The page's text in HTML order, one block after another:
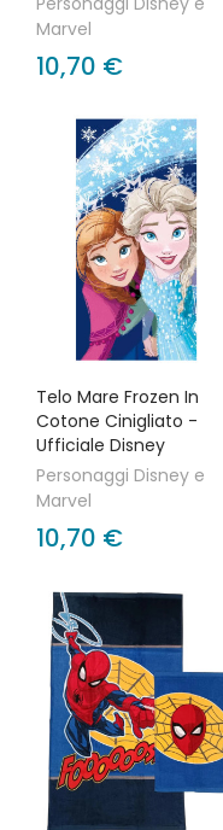
Marvel
10,70 €
Telo Mare Frozen In
Cotone Cinigliato -
Ufficiale Disney
Personaggi Disney e
Marvel
10,70 €